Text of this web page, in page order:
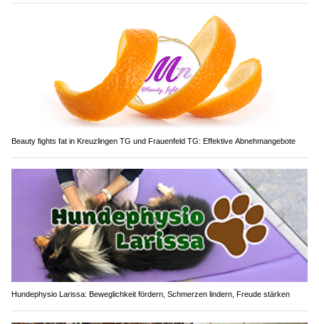
Beauty fights fat in Kreuzlingen TG und Frauenfeld TG: Effektive Abnehmangebote
Hundephysio Larissa: Beweglichkeit fördern, Schmerzen lindern, Freude stärken